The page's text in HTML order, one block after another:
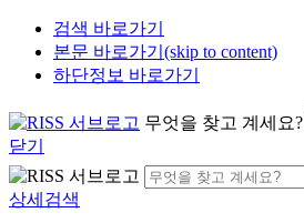
검색 바로가기
본문 바로가기(skip to content)
하단정보 바로가기
무엇을 찾고 계세요?
닫기
상세검색